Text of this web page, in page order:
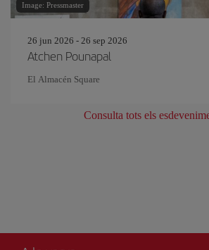
Image: Pressmaster
26 jun 2026 - 26 sep 2026
Atchen Pounapal
El Almacén Square
Consulta tots els